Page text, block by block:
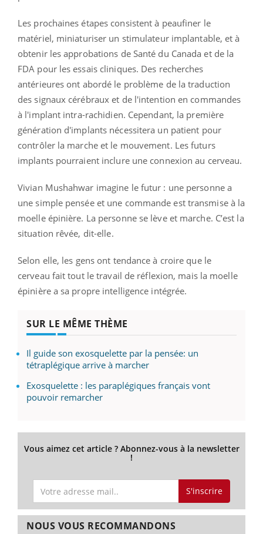
Les prochaines étapes consistent à peaufiner le
matériel, miniaturiser un stimulateur implantable, et à
obtenir les approbations de Santé du Canada et de la
FDA pour les essais cliniques. Des recherches
antérieures ont abordé le problème de la traduction
des signaux cérébraux et de l'intention en commandes
à l'implant intra-rachidien. Cependant, la première
génération d'implants nécessitera un patient pour
contrôler la marche et le mouvement. Les futurs
implants pourraient inclure une connexion au cerveau.
Vivian Mushahwar imagine le futur : une personne a
une simple pensée et une commande est transmise à la
moelle épinière. La personne se lève et marche. C’est la
situation rêvée, dit-elle.
Selon elle, les gens ont tendance à croire que le
cerveau fait tout le travail de réflexion, mais la moelle
épinière a sa propre intelligence intégrée.
SUR LE MÊME THÈME
Il guide son exosquelette par la pensée: un
tétraplégique arrive à marcher
Exosquelette : les paraplégiques français vont
pouvoir remarcher
Vous aimez cet article ? Abonnez-vous à la newsletter
!
S'inscrire
NOUS VOUS RECOMMANDONS